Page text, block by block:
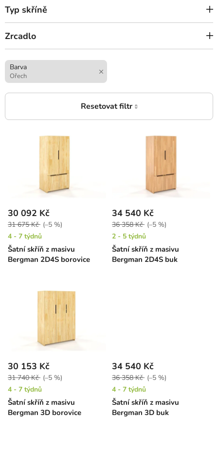
Typ skříně
Zrcadlo
Barva
Ořech
r
o
d
u
k
Šatní skříň z masivu
Bergman 2D4S borovice
30 092 Kč
31 675 Kč (–5 %)
4 - 7 týdnů
Šatní skříň z masivu
Bergman 2D4S buk
34 540 Kč
36 358 Kč (–5 %)
2 - 5 týdnů
Šatní skříň z masivu
Bergman 3D borovice
30 153 Kč
31 740 Kč (–5 %)
4 - 7 týdnů
Šatní skříň z masivu
Bergman 3D buk
34 540 Kč
36 358 Kč (–5 %)
4 - 7 týdnů